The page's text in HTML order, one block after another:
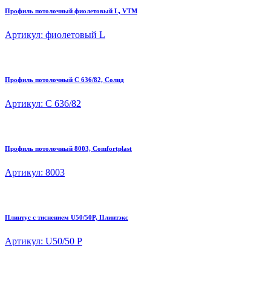
Профиль потолочный фиолетовый L, VTM
Артикул: фиолетовый L
Профиль потолочный C 636/82, Солид
Артикул: C 636/82
Профиль потолочный 8003, Comfortplast
Артикул: 8003
Плинтус с тиснением U50/50P, Плинтэкс
Артикул: U50/50 P